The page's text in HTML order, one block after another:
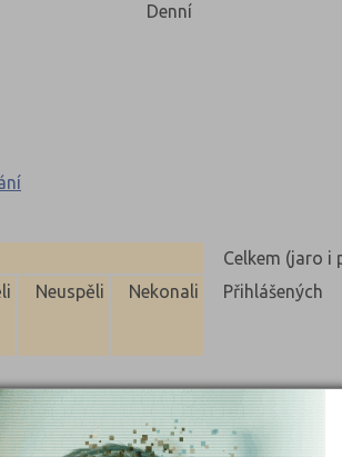
Denní
Celkem (jaro i
Neuspěli Nekonali Přihlášených
0 1